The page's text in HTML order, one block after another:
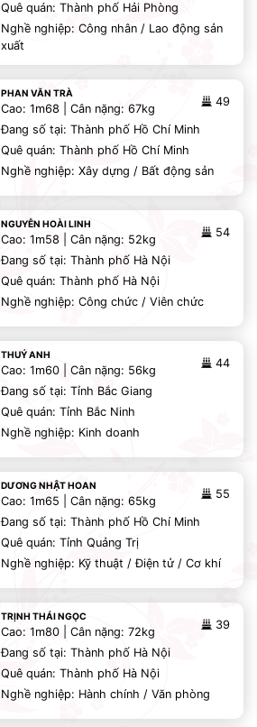
Quê quán: Thành phố Hải Phòng
Nghề nghiệp: Công nhân / Lao động sản
xuất
PHAN VĂN TRÀ
49
Cao: 1m68 | Cân nặng: 67kg
Đang số tại: Thành phố Hồ Chí Minh
Quê quán: Thành phố Hồ Chí Minh
Nghề nghiệp: Xây dựng / Bất động sản
NGUYỄN HOÀI LINH
54
Cao: 1m58 | Cân nặng: 52kg
Đang số tại: Thành phố Hà Nội
Quê quán: Thành phố Hà Nội
Nghề nghiệp: Công chức / Viên chức
THUÝ ANH
44
Cao: 1m60 | Cân nặng: 56kg
Đang số tại: Tỉnh Bắc Giang
Quê quán: Tỉnh Bắc Ninh
Nghề nghiệp: Kinh doanh
DƯƠNG NHẬT HOAN
55
Cao: 1m65 | Cân nặng: 65kg
Đang số tại: Thành phố Hồ Chí Minh
Quê quán: Tỉnh Quảng Trị
Nghề nghiệp: Kỹ thuật / Điện tử / Cơ khí
TRỊNH THÁI NGỌC
39
Cao: 1m80 | Cân nặng: 72kg
Đang số tại: Thành phố Hà Nội
Quê quán: Thành phố Hà Nội
Nghề nghiệp: Hành chính / Văn phòng